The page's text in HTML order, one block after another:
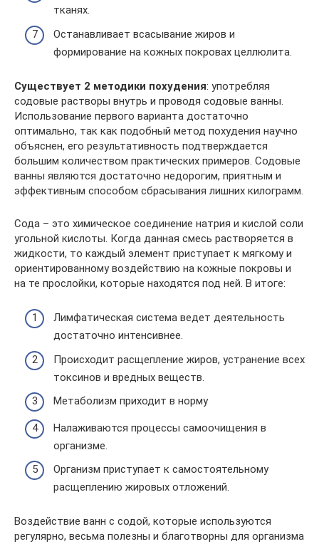
тканях.
Останавливает всасывание жиров и
формирование на кожных покровах целлюлита.
Существует 2 методики похудения: употребляя
содовые растворы внутрь и проводя содовые ванны.
Использование первого варианта достаточно
оптимально, так как подобный метод похудения научно
объяснен, его результативность подтверждается
большим количеством практических примеров. Содовые
ванны являются достаточно недорогим, приятным и
эффективным способом сбрасывания лишних килограмм.
Сода – это химическое соединение натрия и кислой соли
угольной кислоты. Когда данная смесь растворяется в
жидкости, то каждый элемент приступает к мягкому и
ориентированному воздействию на кожные покровы и
на те прослойки, которые находятся под ней. В итоге:
Лимфатическая система ведет деятельность
достаточно интенсивнее.
Происходит расщепление жиров, устранение всех
токсинов и вредных веществ.
Метаболизм приходит в норму
Налаживаются процессы самоочищения в
организме.
Организм приступает к самостоятельному
расщеплению жировых отложений.
Воздействие ванн с содой, которые используются
регулярно, весьма полезны и благотворны для организма